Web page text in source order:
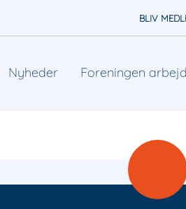
BLIV
Nyheder Foreningen